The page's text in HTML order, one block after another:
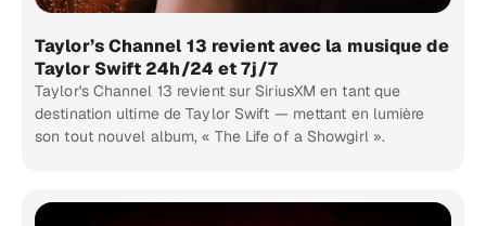
Taylor’s Channel 13 revient avec la musique de
Taylor Swift 24h/24 et 7j/7
Taylor's Channel 13 revient sur SiriusXM en tant que
destination ultime de Taylor Swift — mettant en lumière
son tout nouvel album, « The Life of a Showgirl ».